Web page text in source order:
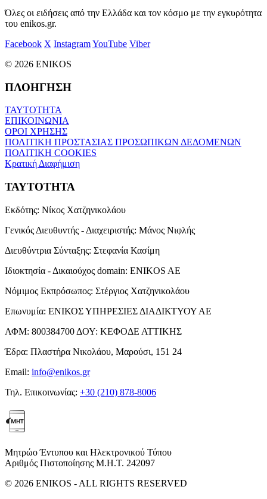
Όλες οι ειδήσεις από την Ελλάδα και τον κόσμο με την εγκυρότητα
του enikos.gr.
Facebook X InstagramYouTube Viber
© 2026 ENIKOS
ΠΛΟΗΓΗΣΗ
ΤΑΥΤΟΤΗΤΑ
ΕΠΙΚΟΙΝΩΝΙΑ
ΟΡΟΙ ΧΡΗΣΗΣ
ΠΟΛΙΤΙΚΗ ΠΡΟΣΤΑΣΙΑΣ ΠΡΟΣΩΠΙΚΩΝ ΔΕΔΟΜΕΝΩΝ
ΠΟΛΙΤΙΚΗ COOKIES
Κρατική Διαφήμιση
ΤΑΥΤΟΤΗΤΑ
Εκδότης: Νίκος Χατζηνικολάου
Γενικός Διευθυντής - Διαχειριστής: Μάνος Νιφλής
Διευθύντρια Σύνταξης: Στεφανία Κασίμη
Ιδιοκτησία - Δικαιούχος domain: ENIKOS AE
Νόμιμος Εκπρόσωπος: Στέργιος Χατζηνικολάου
Επωνυμία: ΕΝΙΚΟΣ ΥΠΗΡΕΣΙΕΣ ΔΙΑΔΙΚΤΥΟΥ ΑΕ
ΑΦΜ: 800384700 ΔΟΥ: ΚΕΦΟΔΕ ΑΤΤΙΚΗΣ
Έδρα: Πλαστήρα Νικολάου, Μαρούσι, 151 24
Email: info@enikos.gr
Τηλ. Επικοινωνίας: +30 (210) 878-8006
Μητρώο Έντυπου και Ηλεκτρονικού Τύπου
Αριθμός Πιστοποίησης Μ.Η.Τ. 242097
© 2026 ENIKOS - ALL RIGHTS RESERVED